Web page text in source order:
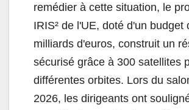
remédier à cette situation, le
IRIS² de l'UE, doté d'un budget
milliards d'euros, construit un
sécurisé grâce à 300 satellites
différentes orbites. Lors du
2026, les dirigeants ont